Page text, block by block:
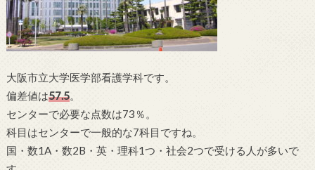
大阪市立大学医学部看護学科です。
偏差値は57.5。
センターで必要な点数は73％。
科目はセンターで一般的な7科目ですね。
国・数1A・数2B・英・理科1つ・社会2つで受ける人が多いで